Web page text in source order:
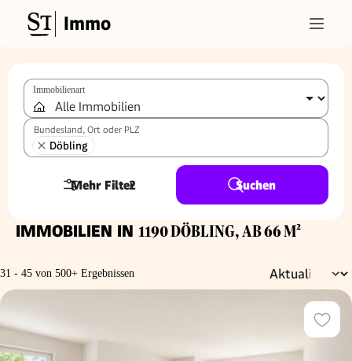
Immo
Immobilienart
Bundesland, Ort oder PLZ
Döbling
Mehr Filter
2 Suchen
IMMOBILIEN IN 1190 DÖBLING, AB 66 M²
31 - 45 von 500+ Ergebnissen